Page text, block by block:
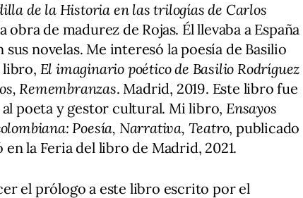
de la Historia en las trilogías de Carlos
obra de madurez de Rojas. Él llevaba a España
novelas. Me interesó la poesía de Basilio
libro, El imaginario poético de Basilio Rodríguez
Remembranzas. Madrid, 2019. Este libro fue
al poeta y gestor cultural. Mi libro, Ensayos
Poesía, Narrativa, Teatro, publicado
la Feria del libro de Madrid, 2021.
el prólogo a este libro escrito por el